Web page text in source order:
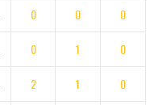
0 0 0
0 1 0
2 1 0